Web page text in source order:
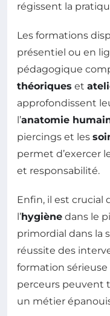
régissent la
Les formations
présentiel ou en
pédagogique
théoriques et
approfondissent
l’anatomie
piercings et les
permet d’exercer
et responsabilité.
Enfin, il est crucial
l’hygiène dans le
primordial dans la
réussite des
formation
perceurs peuvent
un métier